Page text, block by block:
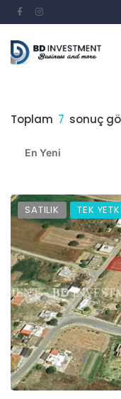
Toplam 7 sonuç
En Yeni
SATILIK TEK